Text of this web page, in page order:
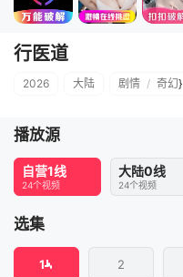
行医道
2026 大陆 剧情 / 奇幻}
播放源
自营1线
24个视频
大陆0线
24个视频
选集
1 2